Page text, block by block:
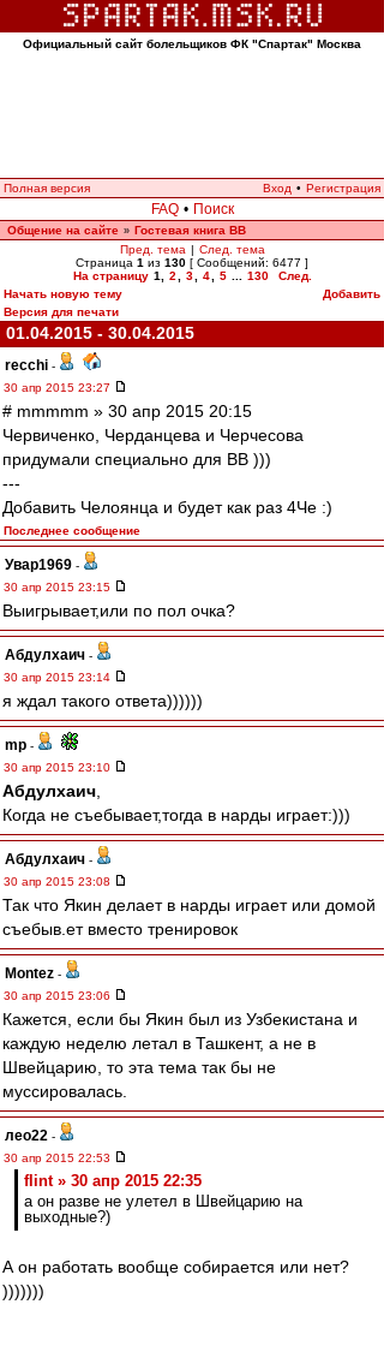
Официальный сайт болельщиков ФК "Спартак" Москва
Полная версия Вход • Регистрация
FAQ • Поиск
Общение на сайте » Гостевая книга ВВ
Пред. тема | След. тема
Страница 1 из 130 [ Сообщений: 6477 ]
На страницу 1 2 3 4 5 130
След.
Начать новую тему
Добавить
Версия для печати
01.04.2015 - 30.04.2015
recchi -
30 апр 2015 23:27
# mmmmm » 30 апр 2015 20:15
Червиченко, Черданцева и Черчесова
придумали специально для ВВ )))
---
Добавить Челоянца и будет как раз 4Че :)
Последнее сообщение
Увар1969 -
30 апр 2015 23:15
Выигрывает,или по пол очка?
Абдулхаич -
30 апр 2015 23:14
я ждал такого ответа))))))
mp -
30 апр 2015 23:10
Абдулхаич
Когда не съебывает,тогда в нарды играет:)))
Абдулхаич -
30 апр 2015 23:08
Так что Якин делает в нарды играет или домой
съебыв.ет вместо тренировок
Montez -
30 апр 2015 23:06
Кажется, если бы Якин был из Узбекистана и
каждую неделю летал в Ташкент, а не в
Швейцарию, то эта тема так бы не
муссировалась.
лео22 -
30 апр 2015 22:53
flint » 30 апр 2015 22:35
а он разве не улетел в Швейцарию на
выходные?)
А он работать вообще собирается или нет?
)))))))